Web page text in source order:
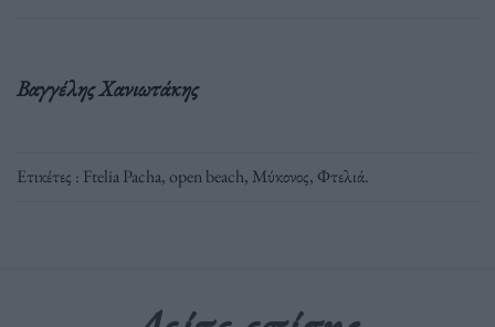
Βαγγέλης Χανιωτάκης
Ετικέτες : Ftelia Pacha,open beach, Μύκονος, Φτελιά.